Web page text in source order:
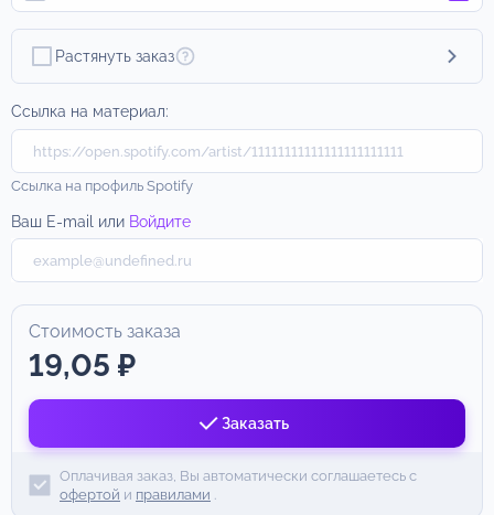
Растянуть заказ
Ссылка на материал:
Ссылка на профиль Spotify
Ваш E-mail или Войдите
Стоимость заказа
19,05 ₽
Заказать
Оплачивая заказ, Вы автоматически соглашаетесь с
офертой и правилами .